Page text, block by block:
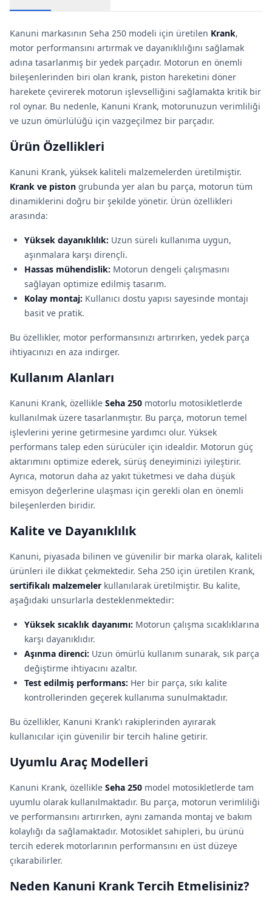
Kanuni markasının Seha 250 modeli için üretilen Krank,
motor performansını artırmak ve dayanıklılığını sağlamak
adına tasarlanmış bir yedek parçadır. Motorun en önemli
bileşenlerinden biri olan krank, piston hareketini döner
harekete çevirerek motorun işlevselliğini sağlamakta kritik bir
rol oynar. Bu nedenle, Kanuni Krank, motorunuzun verimliliği
ve uzun ömürlülüğü için vazgeçilmez bir parçadır.
Ürün Özellikleri
Kanuni Krank, yüksek kaliteli malzemelerden üretilmiştir.
Krank ve piston grubunda yer alan bu parça, motorun tüm
dinamiklerini doğru bir şekilde yönetir. Ürün özellikleri
arasında:
Yüksek dayanıklılık: Uzun süreli kullanıma uygun,
aşınmalara karşı dirençli.
Hassas mühendislik: Motorun dengeli çalışmasını
sağlayan optimize edilmiş tasarım.
Kolay montaj: Kullanıcı dostu yapısı sayesinde montajı
basit ve pratik.
Bu özellikler, motor performansınızı artırırken, yedek parça
ihtiyacınızı en aza indirger.
Kullanım Alanları
Kanuni Krank, özellikle Seha 250 motorlu motosikletlerde
kullanılmak üzere tasarlanmıştır. Bu parça, motorun temel
işlevlerini yerine getirmesine yardımcı olur. Yüksek
performans talep eden sürücüler için idealdir. Motorun güç
aktarımını optimize ederek, sürüş deneyiminizi iyileştirir.
Ayrıca, motorun daha az yakıt tüketmesi ve daha düşük
emisyon değerlerine ulaşması için gerekli olan en önemli
bileşenlerden biridir.
Kalite ve Dayanıklılık
Kanuni, piyasada bilinen ve güvenilir bir marka olarak, kaliteli
ürünleri ile dikkat çekmektedir. Seha 250 için üretilen Krank,
sertifikalı malzemeler kullanılarak üretilmiştir. Bu kalite,
aşağıdaki unsurlarla desteklenmektedir:
Yüksek sıcaklık dayanımı: Motorun çalışma sıcaklıklarına
karşı dayanıklıdır.
Aşınma direnci: Uzun ömürlü kullanım sunarak, sık parça
değiştirme ihtiyacını azaltır.
Test edilmiş performans: Her bir parça, sıkı kalite
kontrollerinden geçerek kullanıma sunulmaktadır.
Bu özellikler, Kanuni Krank'ı rakiplerinden ayırarak
kullanıcılar için güvenilir bir tercih haline getirir.
Uyumlu Araç Modelleri
Kanuni Krank, özellikle Seha 250 model motosikletlerde tam
uyumlu olarak kullanılmaktadır. Bu parça, motorun verimliliği
ve performansını artırırken, aynı zamanda montaj ve bakım
kolaylığı da sağlamaktadır. Motosiklet sahipleri, bu ürünü
tercih ederek motorlarının performansını en üst düzeye
çıkarabilirler.
Neden Kanuni Krank Tercih Etmelisiniz?